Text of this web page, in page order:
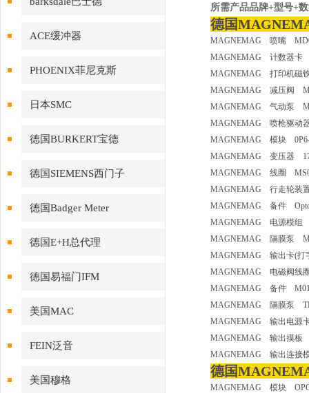
ACE缓冲器
PHOENIX菲尼克斯
日本SMC
德国BURKERT宝德
德国SIEMENS西门子
德国Badger Meter
德国E+H总代理
德国易福门IFM
美国MAC
FEIN泛音
美国穆格
所需产品品牌+型号+
德国
MAGNEMAG 喷嘴
MAGNEMAG 计数器
MAGNEMAG 打印机
MAGNEMAG 减压阀
MAGNEMAG 气动泵
MAGNEMAG 喷枪驱动
MAGNEMAG 模块
MAGNEMAG 变压器
MAGNEMAG 线圈
MAGNEMAG 行走轮
MAGNEMAG 备件
MAGNEMAG 电源模组
MAGNEMAG 隔膜泵
MAGNEMAG 输出卡(打
MAGNEMAG 电磁阀线
MAGNEMAG 备件
MAGNEMAG 隔膜泵
MAGNEMAG 输出电源
MAGNEMAG 输出摸板
MAGNEMAG 输出连
德国
MAGNEMAG 模块